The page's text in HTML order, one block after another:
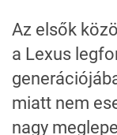
Az elsők
a Lexus
miatt nem
nagy